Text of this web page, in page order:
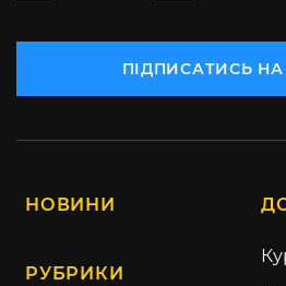
ПІДПИСАТИСЬ
НОВИНИ
РУБРИКИ